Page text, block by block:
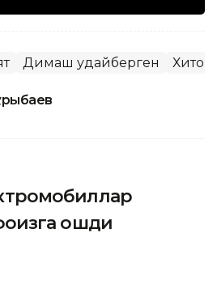
Димаш Қудайберген Хитой
ошди